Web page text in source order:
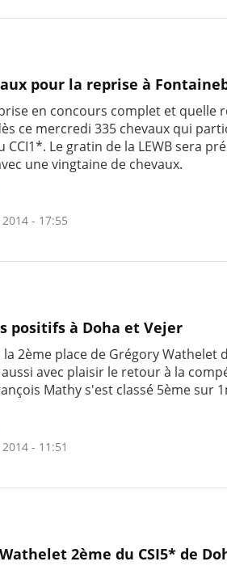
pour la reprise à
en concours complet et quelle
ce mercredi 335 chevaux qui
CCI1*. Le gratin de la LEWB sera
une vingtaine de chevaux.
- 17:55
positifs à Doha et Vejer
la 2ème place de Grégory Wathelet
avec plaisir le retour à la
Mathy s'est classé 5ème sur
- 11:51
2ème du CSI5* de